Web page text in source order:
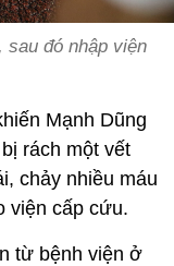
sau đó nhập viện
Mạnh Dũng
rách một vết
chảy nhiều máu
viện cấp cứu.
từ bệnh viện ở